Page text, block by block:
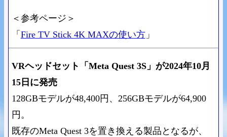
＜参考ページ＞
「 Fire TV Stick 4K MAXの使い方」
VRヘッドセット「Meta Quest 3S」が2024年10月
15日に発売
128GBモデルが48,400円、256GBモデルが64,900
円。
既存のMeta Quest 3を置き換える製品となるが、